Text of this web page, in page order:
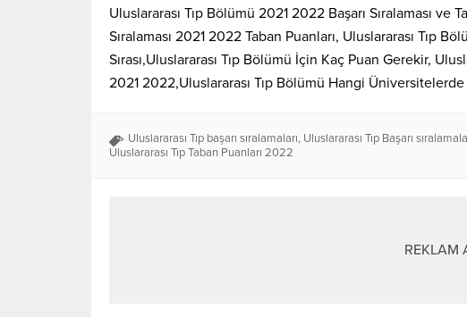
Uluslararası Tıp Bölümü 2021 2022 Başarı Sıralaması ve
Sıralaması 2021 2022 Taban Puanları, Uluslararası Tıp
Sırası,Uluslararası Tıp Bölümü İçin Kaç Puan Gerekir,
2021 2022,Uluslararası Tıp Bölümü Hangi Üniversitelerde
Uluslararası Tıp başarı sıralamaları, Uluslararası Tıp Başarı
Uluslararası Tıp Taban Puanları 2022
REKLAM